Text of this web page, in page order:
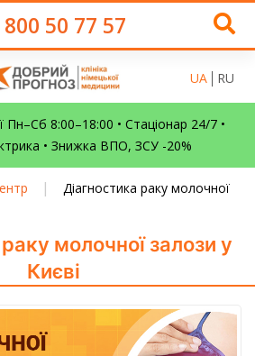
800 50 77 57
UA RU
Пн–Сб 8:00–18:00 • Стаціонар 24/7 •
• Знижка ВПО, ЗСУ -20%
|
Діагностика раку молочної
молочної залози у
Києві